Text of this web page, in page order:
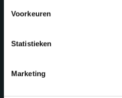
Voorkeuren
Statistieken
Marketing